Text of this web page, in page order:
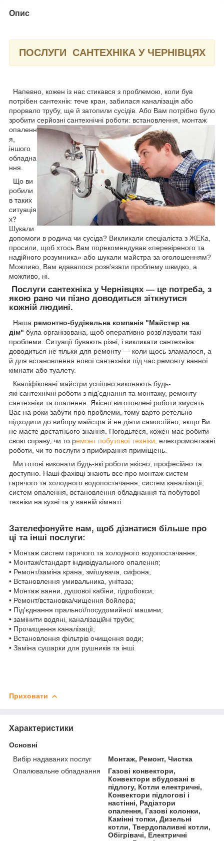
Опис
ПОСЛУГИ САНТЕХНІКА У ЧЕРНІВЦЯХ
Напевно, кожен із нас стикався з проблемою, коли був
потрібен сантехнік: тече кран, забилася каналізація або
прорвало трубу, ще й затопили сусідів. Або Вам потрібно було
зробити серйозні сантехнічні роботи: встановлення, монтаж
опаленн
я,
іншого
обладна
ння.
Що ви
робили
в таких
ситуація
х?
Шукали
допомоги в родича чи сусіда? Викликали спеціаліста з ЖЕКа,
просили, щоб хтось Вам порекомендував «перевіреного та
надійного розумника» або шукали майстра за оголошенням?
Можливо, Вам вдавалося розв'язати проблему швидко, а
можливо, ні.
Послуги сантехніка у Чернівцях — це потреба, з
якою рано чи пізно доводиться зіткнутися
кожній людині.
Наша ремонтно-будівельна компанія "Майстер на
дім" була організована, щоб оперативно розв'язувати такі
проблеми. Ситуації бувають різні, і викликати сантехніка
доводиться не тільки для ремонту — коли щось зламалося, а
й для встановлення нової сантехніки під час ремонту ванної
кімнати або туалету.
Кваліфіковані майстри успішно виконають будь-
які сантехнічні роботи з під'єднання та монтажу, ремонту
сантехніки та опалення. Якісно виготовлені роботи змусять
Вас на роки забути про проблеми, тому варто ретельно
підходити до вибору майстра й не діяти самостійно, якщо Ви
не маєте достатнього знання. Погодьтеся, кожен має робити
свою справу, чи то ремонт побутової техніки, електромонтажні
роботи, чи то послуги з прибирання приміщень.
Ми готові виконати будь-які роботи якісно, професійно та
доступно. Наші фахівці знають все про монтаж систем
гарячого та холодного водопостачання, систем каналізації,
систем опалення, встановлення обладнання та побутової
техніки на кухні та у ванній кімнаті.
Зателефонуйте нам, щоб дізнатися більше про
ці та інші послуги:
• Монтаж систем гарячого та холодного водопостачання;
• Монтаж/стандарт індивідуального опалення;
• Ремонт/заміна крана, змішувача, сифона;
• Встановлення умивальника, унітаза;
• Монтаж ванни, душової кабіни, гідробокси;
• Ремонт/встановка/чищення бойлера;
• Під'єднання пральної/посудомийної машини;
• замінити водяні, каналізаційні труби;
• Прочищення каналізації;
• Встановлення фільтрів очищення води;
• Заміна сушарки для рушників та інші.
Приховати
Характеристики
Основні
Вибір надаваних послуг
Монтаж, Ремонт, Чистка
Опалювальне обладнання
Газові конвектори,
Конвектори вбудовані в
підлогу, Котли електричні,
Конвектори підлогові і
настінні, Радіатори
опалення, Газові колонки,
Камінні топки, Дизельні
котли, Твердопаливні котли,
Обігрівачі, Електричні